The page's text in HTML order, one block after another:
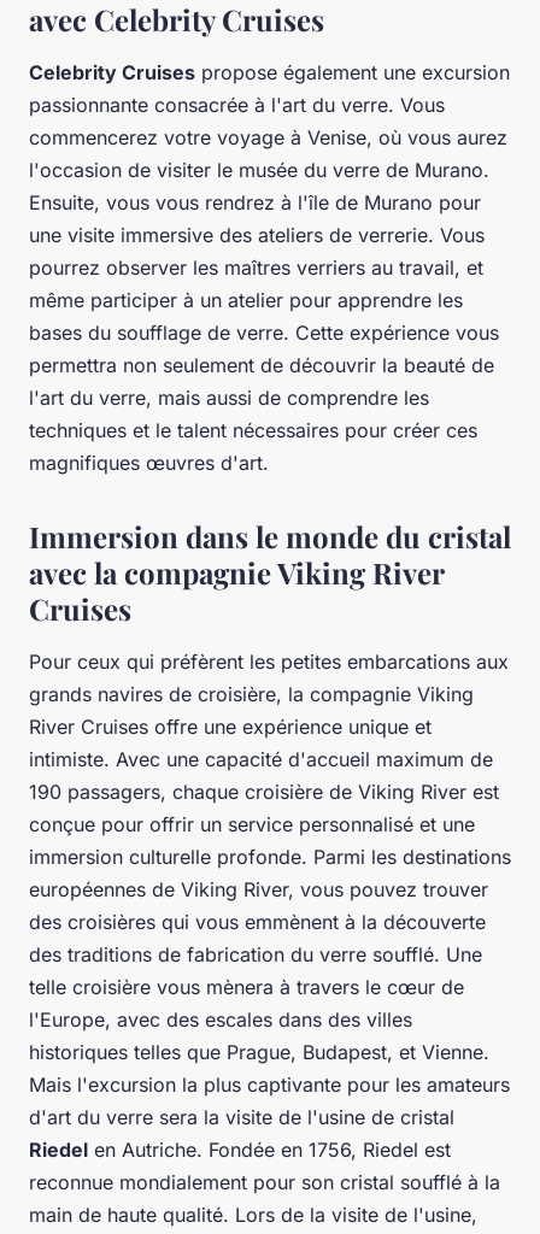
avec Celebrity Cruises
Celebrity Cruises propose également une excursion
passionnante consacrée à l'art du verre. Vous
commencerez votre voyage à Venise, où vous aurez
l'occasion de visiter le musée du verre de Murano.
Ensuite, vous vous rendrez à l'île de Murano pour
une visite immersive des ateliers de verrerie. Vous
pourrez observer les maîtres verriers au travail, et
même participer à un atelier pour apprendre les
bases du soufflage de verre. Cette expérience vous
permettra non seulement de découvrir la beauté de
l'art du verre, mais aussi de comprendre les
techniques et le talent nécessaires pour créer ces
magnifiques œuvres d'art.
Immersion dans le monde du cristal
avec la compagnie Viking River
Cruises
Pour ceux qui préfèrent les petites embarcations aux
grands navires de croisière, la compagnie Viking
River Cruises offre une expérience unique et
intimiste. Avec une capacité d'accueil maximum de
190 passagers, chaque croisière de Viking River est
conçue pour offrir un service personnalisé et une
immersion culturelle profonde. Parmi les destinations
européennes de Viking River, vous pouvez trouver
des croisières qui vous emmènent à la découverte
des traditions de fabrication du verre soufflé. Une
telle croisière vous mènera à travers le cœur de
l'Europe, avec des escales dans des villes
historiques telles que Prague, Budapest, et Vienne.
Mais l'excursion la plus captivante pour les amateurs
d'art du verre sera la visite de l'usine de cristal
Riedel en Autriche. Fondée en 1756, Riedel est
reconnue mondialement pour son cristal soufflé à la
main de haute qualité. Lors de la visite de l'usine,